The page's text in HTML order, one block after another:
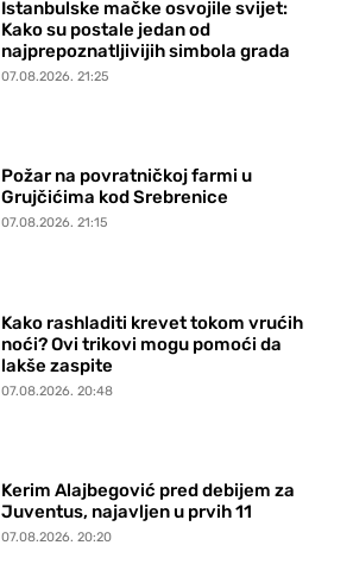
Istanbulske mačke osvojile svijet:
Kako su postale jedan od
najprepoznatljivijih simbola grada
07.08.2026. 21:25
Požar na povratničkoj farmi u
Grujčićima kod Srebrenice
07.08.2026. 21:15
Kako rashladiti krevet tokom vrućih
noći? Ovi trikovi mogu pomoći da
lakše zaspite
07.08.2026. 20:48
Kerim Alajbegović pred debijem za
Juventus, najavljen u prvih 11
07.08.2026. 20:20